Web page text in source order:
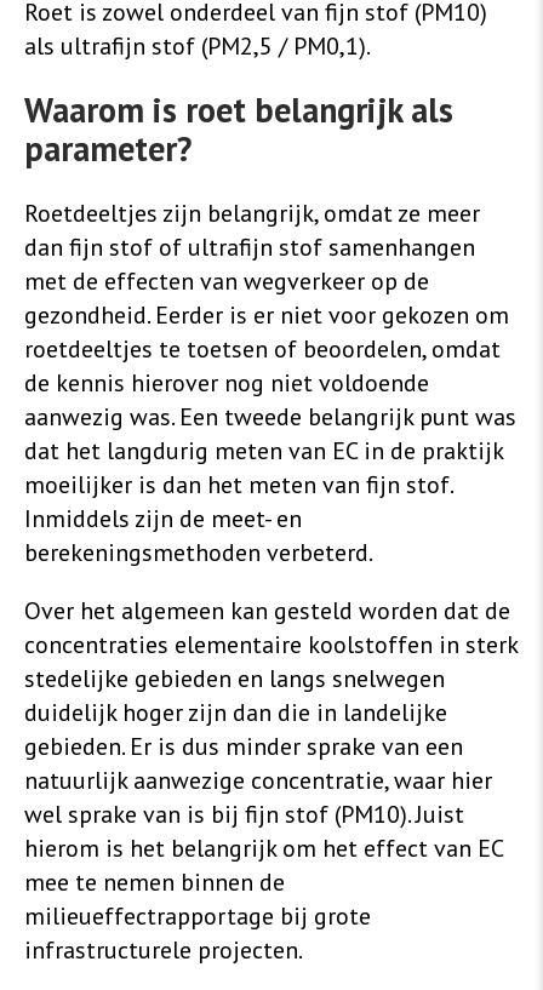
Roet is zowel onderdeel van fijn stof (PM10)
als ultrafijn stof (PM2,5 / PM0,1).
Waarom is roet belangrijk als
parameter?
Roetdeeltjes zijn belangrijk, omdat ze meer
dan fijn stof of ultrafijn stof samenhangen
met de effecten van wegverkeer op de
gezondheid. Eerder is er niet voor gekozen om
roetdeeltjes te toetsen of beoordelen, omdat
de kennis hierover nog niet voldoende
aanwezig was. Een tweede belangrijk punt was
dat het langdurig meten van EC in de praktijk
moeilijker is dan het meten van fijn stof.
Inmiddels zijn de meet- en
berekeningsmethoden verbeterd.
Over het algemeen kan gesteld worden dat de
concentraties elementaire koolstoffen in sterk
stedelijke gebieden en langs snelwegen
duidelijk hoger zijn dan die in landelijke
gebieden. Er is dus minder sprake van een
natuurlijk aanwezige concentratie, waar hier
wel sprake van is bij fijn stof (PM10). Juist
hierom is het belangrijk om het effect van EC
mee te nemen binnen de
milieueffectrapportage bij grote
infrastructurele projecten.